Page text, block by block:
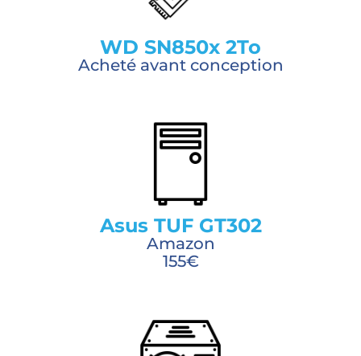
WD SN850x 2To
Acheté avant conception
Asus TUF GT302
Amazon
155€